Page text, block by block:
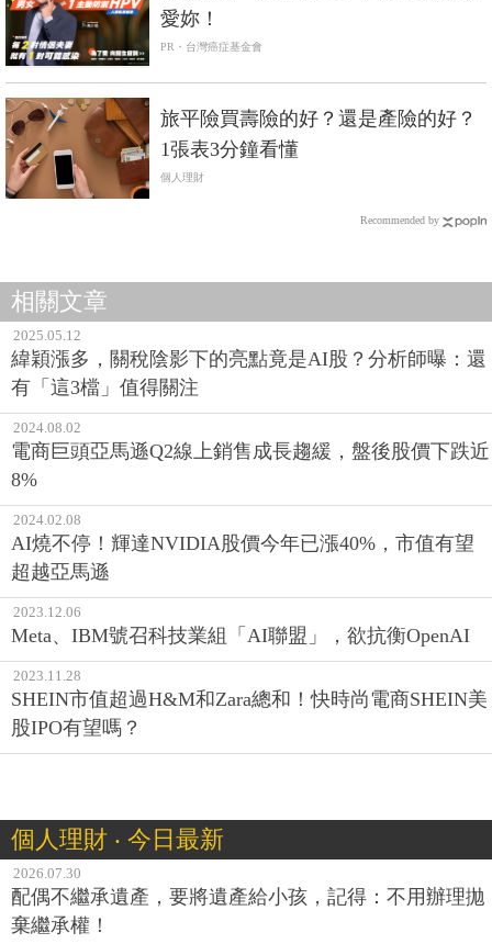
愛妳！
PR・台灣癌症基金會
旅平險買壽險的好？還是產險的好？
1張表3分鐘看懂
個人理財
Recommended by
相關文章
2025.05.12
緯穎漲多，關稅陰影下的亮點竟是AI股？分析師曝：還
有「這3檔」值得關注
2024.08.02
電商巨頭亞馬遜Q2線上銷售成長趨緩，盤後股價下跌近
8%
2024.02.08
AI燒不停！輝達NVIDIA股價今年已漲40%，市值有望
超越亞馬遜
2023.12.06
Meta、IBM號召科技業組「AI聯盟」，欲抗衡OpenAI
2023.11.28
SHEIN市值超過H&M和Zara總和！快時尚電商SHEIN美
股IPO有望嗎？
個人理財 ‧ 今日最新
2026.07.30
配偶不繼承遺產，要將遺產給小孩，記得：不用辦理拋
棄繼承權！